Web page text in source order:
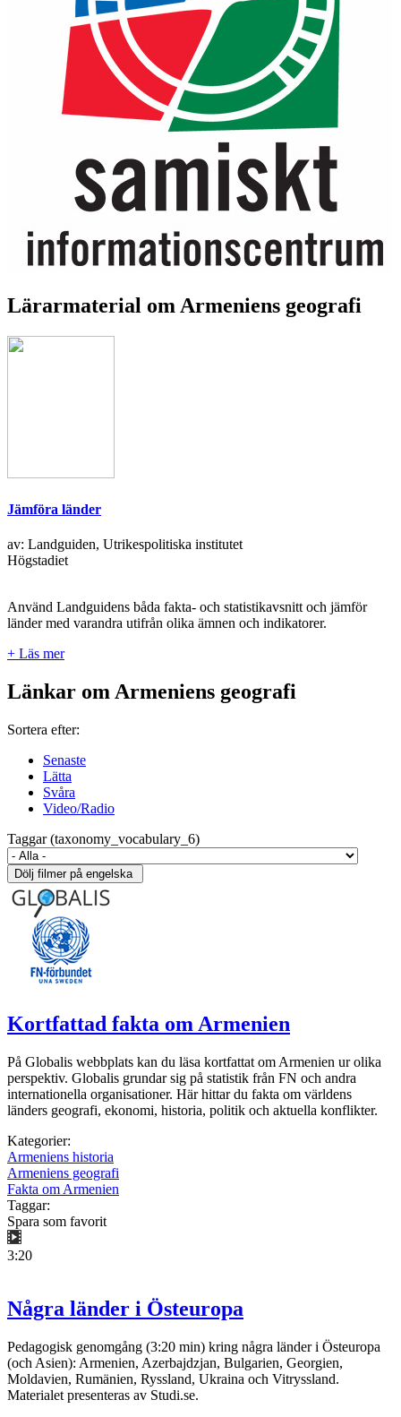
Lärarmaterial om Armeniens geografi
Jämföra länder
av: Landguiden, Utrikespolitiska institutet
Högstadiet
Använd Landguidens båda fakta- och statistikavsnitt och jämför
länder med varandra utifrån olika ämnen och indikatorer.
+ Läs mer
Länkar om Armeniens geografi
Sortera efter:
Senaste
Lätta
Svåra
Video/Radio
Taggar (taxonomy_vocabulary_6)
Kortfattad fakta om Armenien
På Globalis webbplats kan du läsa kortfattat om Armenien ur olika
perspektiv. Globalis grundar sig på statistik från FN och andra
internationella organisationer. Här hittar du fakta om världens
länders geografi, ekonomi, historia, politik och aktuella konflikter.
Kategorier:
Armeniens historia
Armeniens geografi
Fakta om Armenien
Taggar:
Spara som favorit
3:20
Några länder i Östeuropa
Pedagogisk genomgång (3:20 min) kring några länder i Östeuropa
(och Asien): Armenien, Azerbajdzjan, Bulgarien, Georgien,
Moldavien, Rumänien, Ryssland, Ukraina och Vitryssland.
Materialet presenteras av Studi.se.